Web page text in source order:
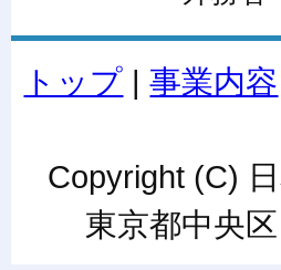
トップ |事業内容
Copyright (C)
東京都中央